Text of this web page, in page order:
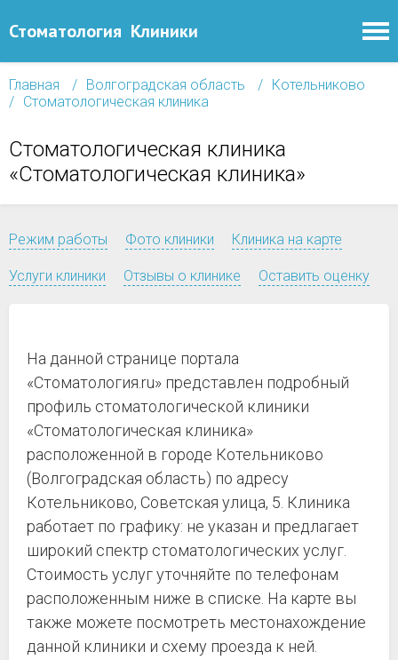
Стоматология Клиники
Главная Волгоградская область
Котельниково
Стоматологическая клиника
Стоматологическая клиника
«Стоматологическая клиника»
Режим работы Фото клиники Клиника на карте
Услуги клиники Отзывы о клинике Оставить оценку
На данной странице портала
«Стоматология.ru» представлен подробный
профиль стоматологической клиники
«Стоматологическая клиника»
расположенной в городе Котельниково
(Волгоградская область) по адресу
Котельниково, Советская улица, 5. Клиника
работает по графику: не указан и предлагает
широкий спектр стоматологических услуг.
Стоимость услуг уточняйте по телефонам
расположенным ниже в списке. На карте вы
также можете посмотреть местонахождение
данной клиники и схему проезда к ней.